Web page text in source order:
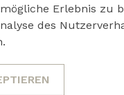
Erlebnis zu
des